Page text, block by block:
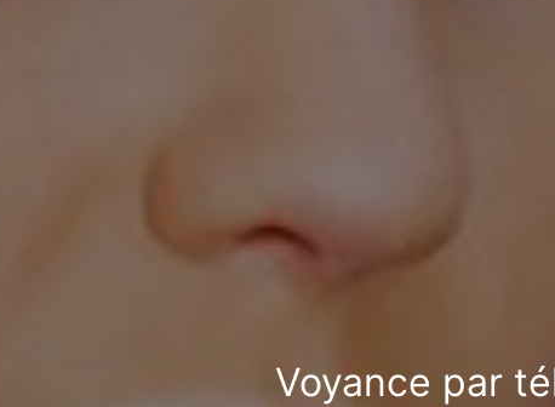
Voyance par